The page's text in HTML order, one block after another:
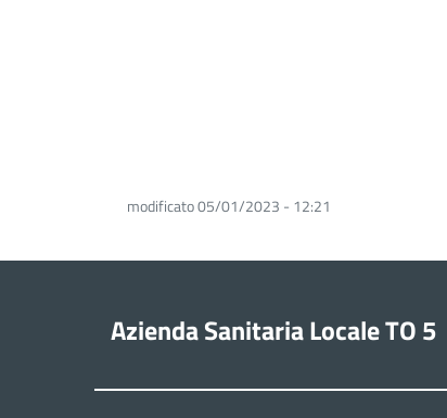
modificato 05/01/2023 - 12:21
Azienda Sanitaria Locale TO 5